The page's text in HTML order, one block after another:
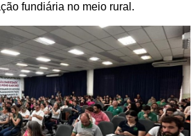
fundiária no meio rural.